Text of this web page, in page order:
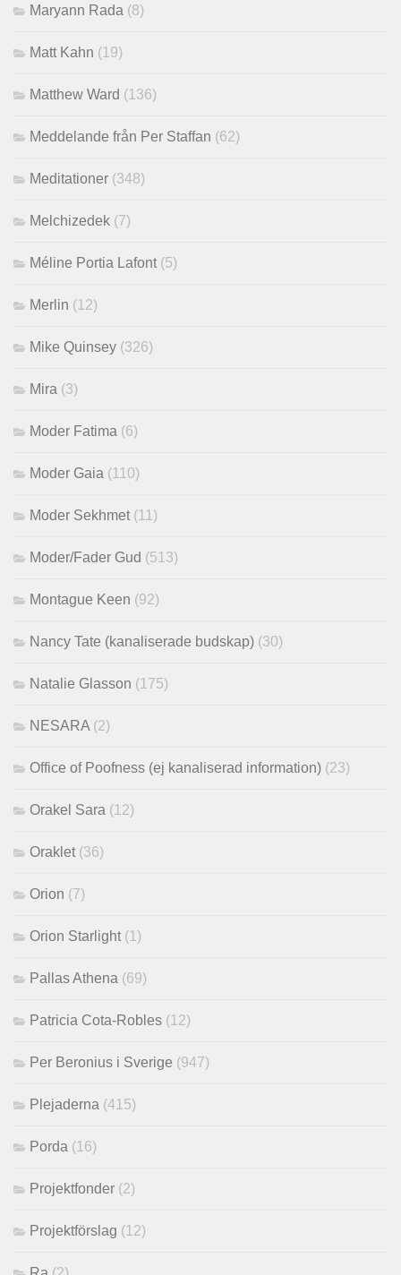
Maryann Rada (8)
Matt Kahn (19)
Matthew Ward (136)
Meddelande från Per Staffan (62)
Meditationer (348)
Melchizedek (7)
Méline Portia Lafont(5)
Merlin (12)
Mike Quinsey (326)
Mira (3)
Moder Fatima (6)
Moder Gaia (110)
Moder Sekhmet(11)
Moder/Fader Gud (513)
Montague Keen (92)
Nancy Tate (kanaliserade budskap) (30)
Natalie Glasson (175)
NESARA(2)
Office of Poofness (ej kanaliserad information) (23)
Orakel Sara (12)
Oraklet(36)
Orion (7)
Orion Starlight(1)
Pallas Athena (69)
Patricia Cota-Robles (12)
Per Beronius i Sverige (947)
Plejaderna (415)
Porda (16)
Projektfonder (2)
Projektförslag (12)